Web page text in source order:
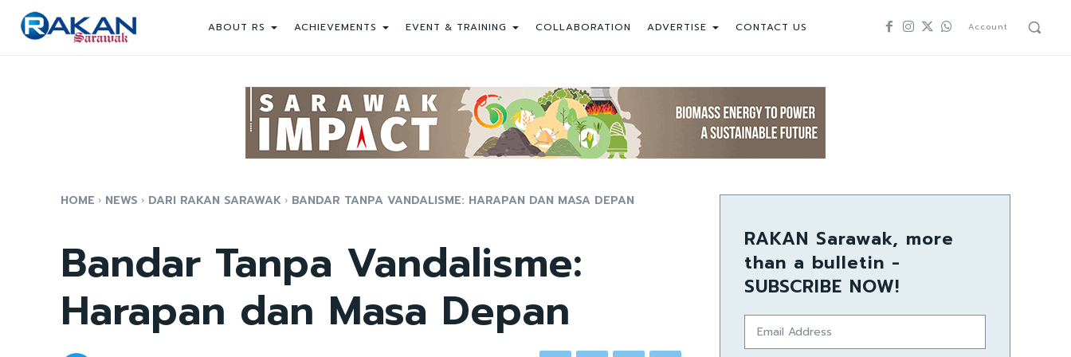
ABOUT RS ACHIEVEMENTS EVENT & TRAINING COLLABORATION ADVERTISE CONTACT US Account
HOME NEWS DARI RAKAN SARAWAK BANDAR TANPA VANDALISME: HARAPAN DAN MASA DEPAN
Bandar Tanpa Vandalisme:
Harapan dan Masa Depan
RAKAN Sarawak, more
than a bulletin -
SUBSCRIBE NOW!